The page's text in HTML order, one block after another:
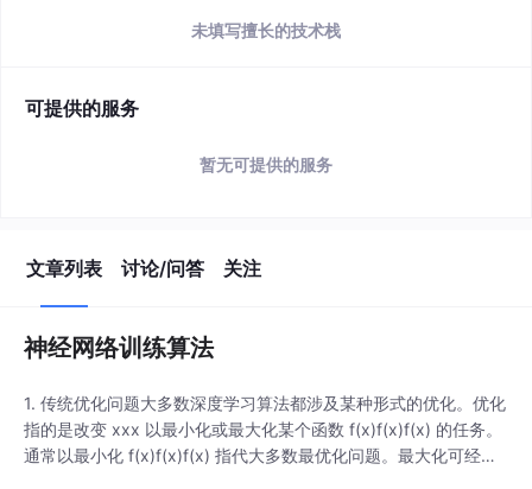
未填写擅长的技术栈
可提供的服务
暂无可提供的服务
文章列表 讨论/问答 关注
神经网络训练算法
1. 传统优化问题大多数深度学习算法都涉及某种形式的优化。优化
指的是改变 xxx 以最小化或最大化某个函数 f(x)f(x)f(x) 的任务。
通常以最小化 f(x)f(x)f(x) 指代大多数最优化问题。最大化可经由